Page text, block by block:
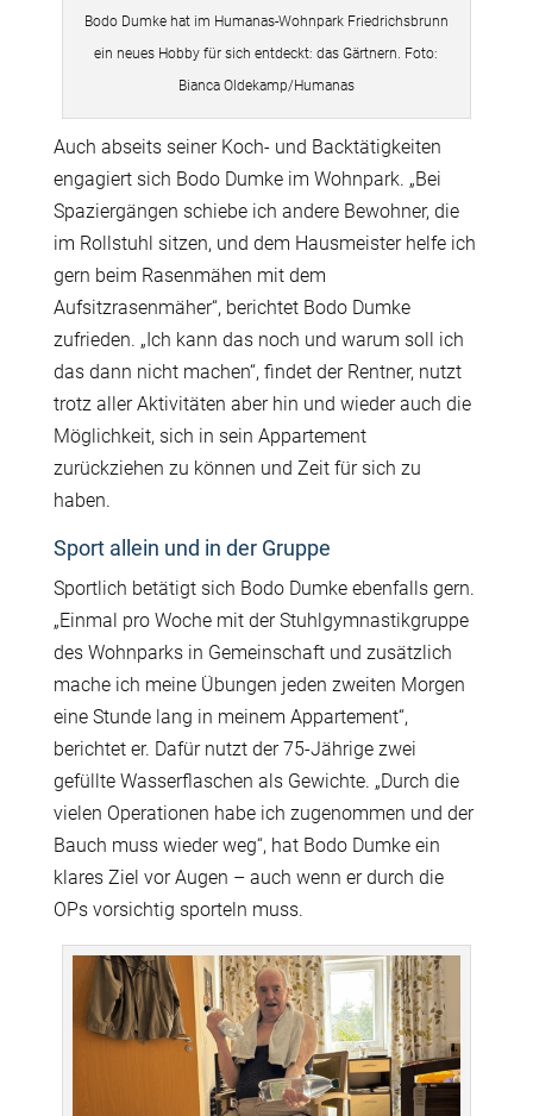
Bodo Dumke hat im Humanas-Wohnpark Friedrichsbrunn
ein neues Hobby für sich entdeckt: das Gärtnern. Foto:
Bianca Oldekamp/Humanas
Auch abseits seiner Koch- und Backtätigkeiten
engagiert sich Bodo Dumke im Wohnpark. „Bei
Spaziergängen schiebe ich andere Bewohner, die
im Rollstuhl sitzen, und dem Hausmeister helfe ich
gern beim Rasenmähen mit dem
Aufsitzrasenmäher“, berichtet Bodo Dumke
zufrieden. „Ich kann das noch und warum soll ich
das dann nicht machen“, findet der Rentner, nutzt
trotz aller Aktivitäten aber hin und wieder auch die
Möglichkeit, sich in sein Appartement
zurückziehen zu können und Zeit für sich zu
haben.
Sport allein und in der Gruppe
Sportlich betätigt sich Bodo Dumke ebenfalls gern.
„Einmal pro Woche mit der Stuhlgymnastikgruppe
des Wohnparks in Gemeinschaft und zusätzlich
mache ich meine Übungen jeden zweiten Morgen
eine Stunde lang in meinem Appartement“,
berichtet er. Dafür nutzt der 75-Jährige zwei
gefüllte Wasserflaschen als Gewichte. „Durch die
vielen Operationen habe ich zugenommen und der
Bauch muss wieder weg“, hat Bodo Dumke ein
klares Ziel vor Augen – auch wenn er durch die
OPs vorsichtig sporteln muss.